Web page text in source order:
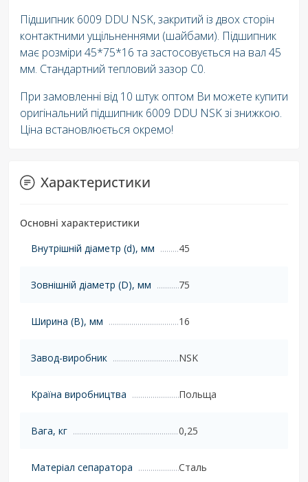
Підшипник 6009 DDU NSK, закритий із двох сторін
контактними ущільненнями (шайбами). Підшипник
має розміри 45*75*16 та застосовується на вал 45
мм. Стандартний тепловий зазор C0.
При замовленні від 10 штук оптом Ви можете купити
оригінальний підшипник 6009 DDU NSK зі знижкою.
Ціна встановлюється окремо!
Характеристики
Основні характеристики
Внутрішній діаметр (d), мм
45
Зовнішній діаметр (D), мм 75
Ширина (B), мм 16
Завод-виробник NSK
Країна виробництва Польща
Вага, кг 0,25
Матеріал сепаратора Сталь